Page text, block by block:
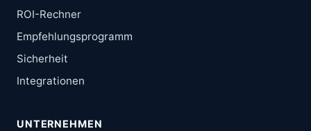
ROI-Rechner
Empfehlungsprogramm
Sicherheit
Integrationen
UNTERNEHMEN